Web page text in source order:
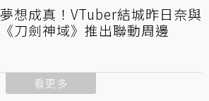
夢想成真！VTuber結城昨日奈與
《刀劍神域》推出聯動周邊
看更多